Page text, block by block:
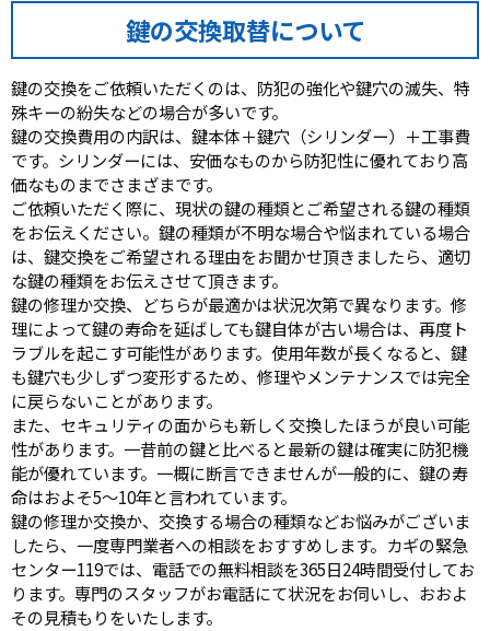
鍵の交換取替について
鍵の交換をご依頼いただくのは、防犯の強化や鍵穴の滅失、特
殊キーの紛失などの場合が多いです。
鍵の交換費用の内訳は、鍵本体＋鍵穴（シリンダー）＋工事費
です。シリンダーには、安価なものから防犯性に優れており高
価なものまでさまざまです。
ご依頼いただく際に、現状の鍵の種類とご希望される鍵の種類
をお伝えください。鍵の種類が不明な場合や悩まれている場合
は、鍵交換をご希望される理由をお聞かせ頂きましたら、適切
な鍵の種類をお伝えさせて頂きます。
鍵の修理か交換、どちらが最適かは状況次第で異なります。修
理によって鍵の寿命を延ばしても鍵自体が古い場合は、再度ト
ラブルを起こす可能性があります。使用年数が長くなると、鍵
も鍵穴も少しずつ変形するため、修理やメンテナンスでは完全
に戻らないことがあります。
また、セキュリティの面からも新しく交換したほうが良い可能
性があります。一昔前の鍵と比べると最新の鍵は確実に防犯機
能が優れています。一概に断言できませんが一般的に、鍵の寿
命はおよそ5～10年と言われています。
鍵の修理か交換か、交換する場合の種類などお悩みがございま
したら、一度専門業者への相談をおすすめします。カギの緊急
センター119では、電話での無料相談を365日24時間受付してお
ります。専門のスタッフがお電話にて状況をお伺いし、おおよ
その見積もりをいたします。